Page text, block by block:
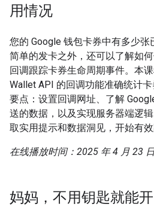
用情况
您的 Google 钱包卡券中有多少
简单的发卡之外，还可以了解如
回调跟踪卡券生命周期事件。本
Wallet API 的回调功能准确统计
要点：设置回调网址、了解
送的数据，以及实现服务器端逻
取实用提示和数据洞见，开始有效
在线播放时间：2025 年 4 月 23
妈妈，不用钥匙就能